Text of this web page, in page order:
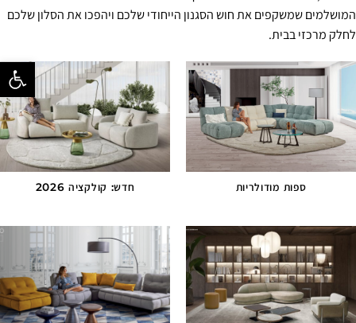
פתח
המושלמים שמשקפים את חוש הסגנון הייחודי שלכם ויהפכו את הסלון שלכם
לחלק מרכזי בבית.
ספות מודולריות חדש: קולקציה 2026